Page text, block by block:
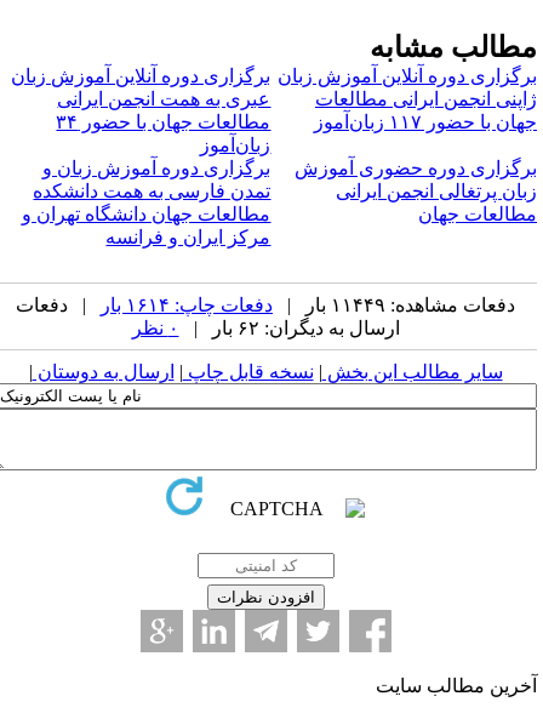
مشابه
دوره آنلاین آموزش زبان
انجمن ایرانی مطالعات
با حضور ۱۱۷ زبان‌آموز
برگزاری دوره آنلاین آموزش زبان
عبری به همت انجمن ایرانی
مطالعات جهان با حضور ۳۴
زبان‌آموز
دوره حضوری آموزش
پرتغالی انجمن ایرانی
جهان
برگزاری دوره آموزش زبان و
تمدن فارسی به همت دانشکده
مطالعات جهان دانشگاه تهران و
مرکز ایران و فرانسه
دفعات مشاهده: ۱۱۴۴۹ بار | دفعات چاپ: ۱۶۱۴ بار
| دفعات
ارسال به دیگران: ۶۲ بار |
سایر مطالب این بخش | نسخه قابل چاپ| ارسال به دوستان|
مطالب سایت